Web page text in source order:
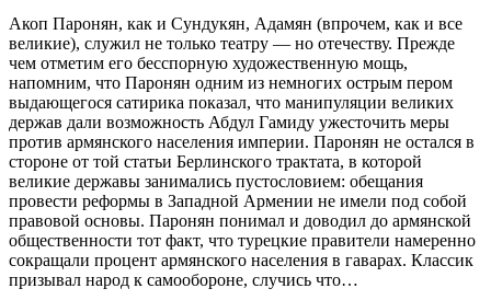
Акоп Паронян, как и Сундукян, Адамян (впрочем, как и все
великие), служил не только театру — но отечеству. Прежде
чем отметим его бесспорную художественную мощь,
напомним, что Паронян одним из немногих острым пером
выдающегося сатирика показал, что манипуляции великих
держав дали возможность Абдул Гамиду ужесточить меры
против армянского населения империи. Паронян не остался в
стороне от той статьи Берлинского трактата, в которой
великие державы занимались пустословием: обещания
провести реформы в Западной Армении не имели под собой
правовой основы. Паронян понимал и доводил до армянской
общественности тот факт, что турецкие правители намеренно
сокращали процент армянского населения в гаварах. Классик
призывал народ к самообороне, случись что…